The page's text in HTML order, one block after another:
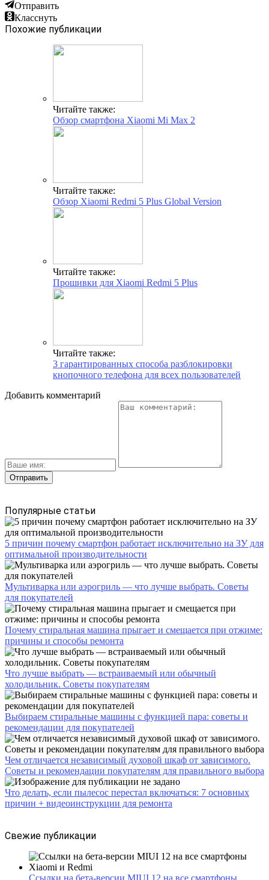
Отправить
Класснуть
Похожие публикации
Читайте также:
Обзор смартфона Xiaomi Mi Max 2
Читайте также:
Обзор Xiaomi Redmi 5 Plus Global Version
Читайте также:
Прошивки для Xiaomi Redmi 5 Plus
Читайте также:
3 гарантированных способа разблокировки
кнопочного телефона для всех пользователей
Добавить комментарий
Популярные статьи
5 причин почему смартфон работает исключительно на ЗУ для
оптимальной производительности
Мультиварка или аэрогриль — что лучше выбрать. Советы
для покупателей
Почему стиральная машина прыгает и смещается при отжиме:
причины и способы ремонта
Что лучше выбрать — встраиваемый или обычный
холодильник. Советы покупателям
Выбираем стиральные машины с функцией пара: советы и
рекомендации для покупателей
Чем отличается независимый духовой шкаф от зависимого.
Советы и рекомендации покупателям для правильного выбора
Что делать, если пылесос перестал включаться: 7 основных
причин + видеоинструкции для ремонта
Свежие публикации